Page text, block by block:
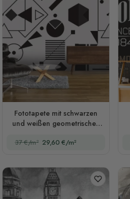
Fototapete mit schwarzen
und weißen geometrischen
37 €/m² 29,60 €/m²